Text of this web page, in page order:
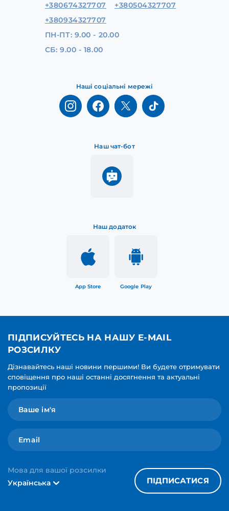
Наш додаток
App Store Google Play
Наш чат-бот
Наші соціальні мережі
+380674327707
+380504327707
+380934327707
ПН-ПТ: 9.00 - 20.00
СБ: 9.00 - 18.00
ПІДПИСУЙТЕСЬ НА НАШУ E-MAIL
РОЗСИЛКУ
Дізнавайтесь наші новини першими! Ви будете отримувати
сповіщення про наші останні досягнення та актуальні
пропозиції
Мова для вашої розсилки
Українська
ПІДПИСАТИСЯ